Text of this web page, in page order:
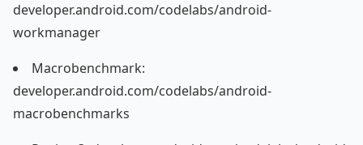
developer.android.com/codelabs/android-
workmanager
Macrobenchmark:
developer.android.com/codelabs/android-
macrobenchmarks